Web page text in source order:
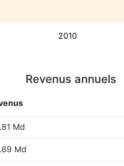
2010
Revenus annuels
Md
Md